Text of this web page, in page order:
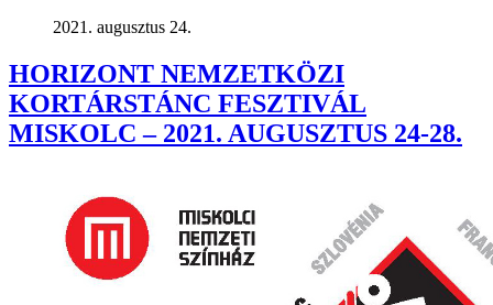
2021. augusztus 24.
HORIZONT NEMZETKÖZI
KORTÁRSTÁNC FESZTIVÁL
MISKOLC – 2021. AUGUSZTUS 24-28.